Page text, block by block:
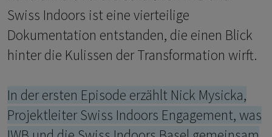
Swiss Indoors ist eine vierteilige
Dokumentation entstanden, die einen Blick
hinter die Kulissen der Transformation wirft.
In der ersten Episode erzählt Nick Mysicka,
Projektleiter Swiss Indoors Engagement, was